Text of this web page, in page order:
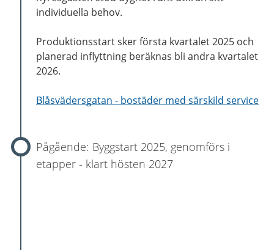
individuella behov.
Produktionsstart sker första kvartalet 2025 och
planerad inflyttning beräknas bli andra kvartalet
2026.
Blåsvädersgatan - bostäder med särskild service
Byggstart 2025, genomförs i
etapper - klart hösten 2027